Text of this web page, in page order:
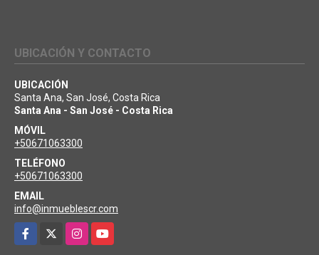
UBICACIÓN Y CONTACTO
UBICACIÓN
Santa Ana, San José, Costa Rica
Santa Ana - San José - Costa Rica
MÓVIL
+50671063300
TELÉFONO
+50671063300
EMAIL
info@inmueblescr.com
Facebook
InstagramYouTube